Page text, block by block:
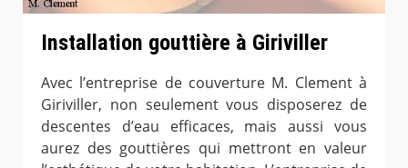
Installation gouttière à Giriviller
Avec l’entreprise de couverture M. Clement à
Giriviller, non seulement vous disposerez de
descentes d’eau efficaces, mais aussi vous
aurez des gouttières qui mettront en valeur